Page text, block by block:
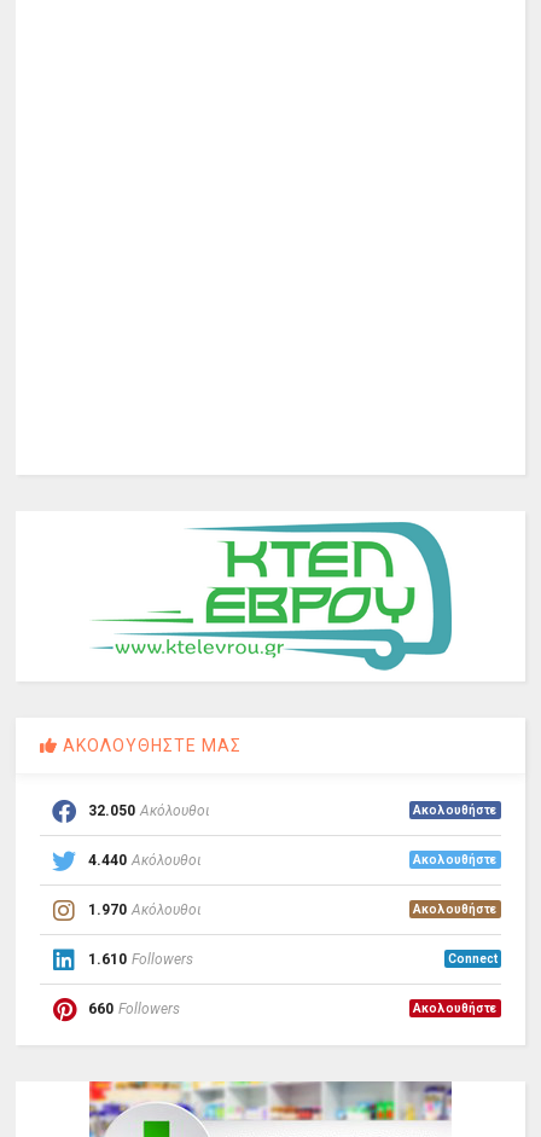
ΑΚΟΛΟΥΘΗΣΤΕ ΜΑΣ
32.050 Ακόλουθοι Ακολουθήστε
4.440 Ακόλουθοι Ακολουθήστε
1.970 Ακόλουθοι Ακολουθήστε
1.610 Followers Connect
660 Followers Ακολουθήστε